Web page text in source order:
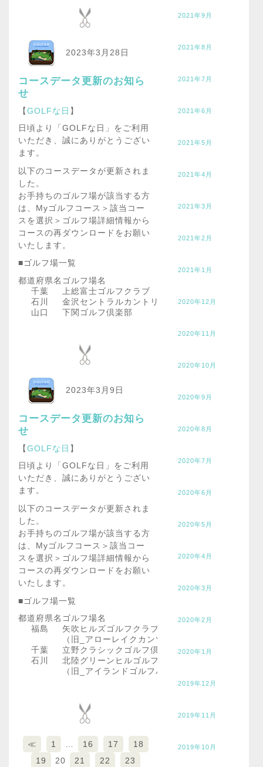
2023年3月28日
コースデータ更新のお知ら
せ
【GOLFな日 】
日頃より「GOLFな日」をご利用
いただき、誠にありがとうござい
ます。
以下のコースデータが更新されま
した。
お手持ちのゴルフ場が該当する方
は、Myゴルフコース＞該当コー
スを選択＞ゴルフ場詳細情報から
コースの再ダウンロードをお願い
いたします。
■ゴルフ場一覧
都道府県名 ゴルフ場名
千葉
上総富士ゴルフクラブ
石川
金沢セントラルカントリー倶楽部
山口
下関ゴルフ倶楽部
2023年3月9日
コースデータ更新のお知ら
せ
【GOLFな日 】
日頃より「GOLFな日」をご利用
いただき、誠にありがとうござい
ます。
以下のコースデータが更新されま
した。
お手持ちのゴルフ場が該当する方
は、Myゴルフコース＞該当コー
スを選択＞ゴルフ場詳細情報から
コースの再ダウンロードをお願い
いたします。
■ゴルフ場一覧
都道府県名 ゴルフ場名
福島
矢吹ヒルズゴルフクラブ
（旧_アローレイクカンツリー倶楽部）
千葉
立野クラシックゴルフ倶楽部
石川
北陸グリーンヒルゴルフクラブ
（旧_アイランドゴルフパーク北陸グリーンヒル）
≪ 1 16 17
18
19
20 21 22
23
2021年9月
2021年8月
2021年7月
2021年6月
2021年5月
2021年4月
2021年3月
2021年2月
2021年1月
2020年12月
2020年11月
2020年10月
2020年9月
2020年8月
2020年7月
2020年6月
2020年5月
2020年4月
2020年3月
2020年2月
2020年1月
2019年12月
2019年11月
2019年10月